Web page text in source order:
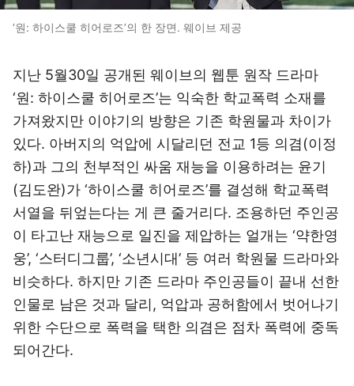
‘원: 하이스쿨 히어로즈’의 한 장면. 웨이브 제공
지난 5월30일 공개된 웨이브의 웹툰 원작 드라마
‘원: 하이스쿨 히어로즈’는 익숙한 학교폭력 소재를
가져왔지만 이야기의 방향은 기존 학원물과 차이가
있다. 아버지의 억압에 시달리던 전교 1등 의겸(이정
하)과 그의 천부적인 싸움 재능을 이용하려는 윤기
(김도완)가 ‘하이스쿨 히어로즈’를 결성해 학교폭력
서열을 뒤엎는다는 게 큰 줄거리다. 조용하던 주인공
이 타고난 재능으로 일진을 제압하는 얼개는 ‘약한영
웅’, ‘스터디그룹’, ‘소년시대’ 등 여러 학원물 드라마와
비슷하다. 하지만 기존 드라마 주인공들이 끝내 선한
인물로 남은 것과 달리, 억압과 공허함에서 벗어나기
위한 수단으로 폭력을 택한 의겸은 점차 폭력에 중독
되어간다.